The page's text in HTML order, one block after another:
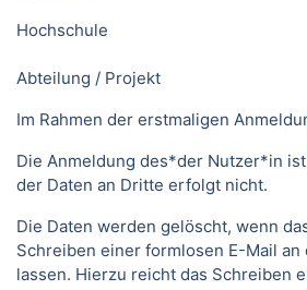
Hochschule
Abteilung / Projekt
Im Rahmen der erstmaligen
Die Anmeldung des*der Nutzer*in
der Daten an Dritte erfolgt nicht.
Die Daten werden gelöscht, wenn
Schreiben einer formlosen E-Mail
lassen. Hierzu reicht das Schreiben